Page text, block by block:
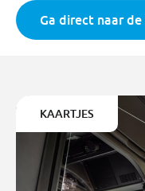
Ga direct naar
KAARTJES